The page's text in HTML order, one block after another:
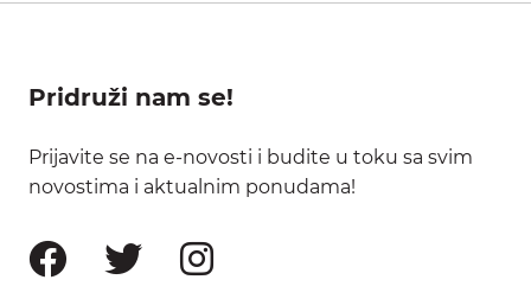
Pridruži nam se!
Prijavite se na e-novosti i budite u toku sa svim
novostima i aktualnim ponudama!